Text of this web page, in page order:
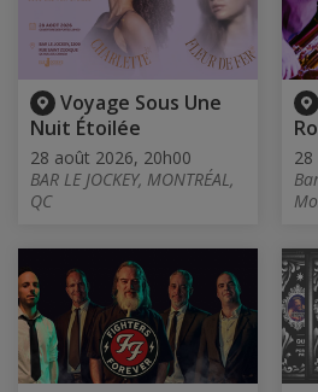
Voyage Sous Une
Nuit Étoilée
28 août 2026, 20h00
BAR LE JOCKEY, MONTRÉAL,
QC